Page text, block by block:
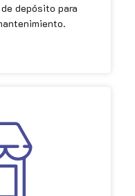
depósito para